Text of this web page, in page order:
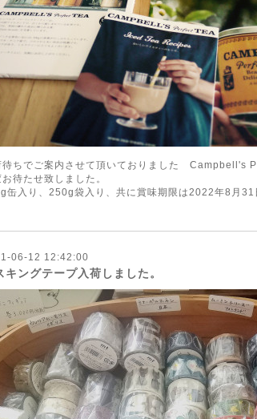
待ちでご案内させて頂いておりました Campbell's
お待たせ致しました。
缶入り、250g袋入り、共に賞味期限は2022年8月31
06-12 12:42:00
キングテープ入荷しました。